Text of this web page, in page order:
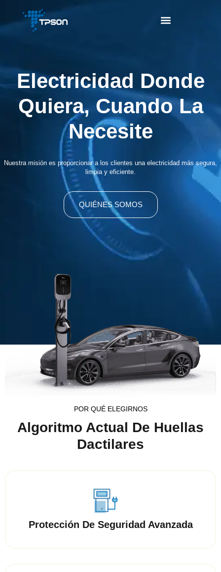
Electricidad Donde
Quiera, Cuando La
Necesite
Nuestra misión es proporcionar a los clientes una electricidad más segura,
limpia y eficiente.
QUIÉNES SOMOS
POR QUÉ ELEGIRNOS
Algoritmo Actual De Huellas
Dactilares
Protección De Seguridad Avanzada